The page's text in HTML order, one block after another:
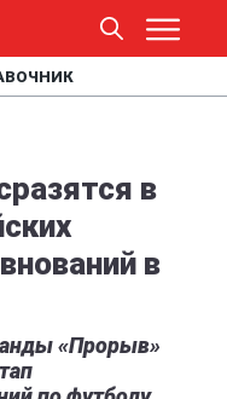
в
в
«Прорыв»